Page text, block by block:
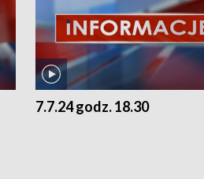
7.7.24 godz. 18.30